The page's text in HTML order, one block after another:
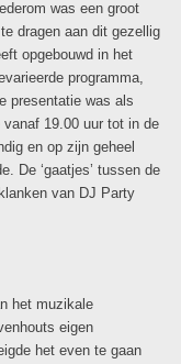
was een groot
dragen aan dit gezellig
opgebouwd in het
programma,
presentatie was als
19.00 uur tot in de
en op zijn geheel
De ‘gaatjes’ tussen de
van DJ Party
het muzikale
eigen
het even te gaan